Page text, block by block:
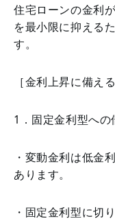
住宅ローンの金利
を最小限に抑える
す。
［金利上昇に備え
1．固定金利型への
・変動金利は低金
あります。
・固定金利型に切